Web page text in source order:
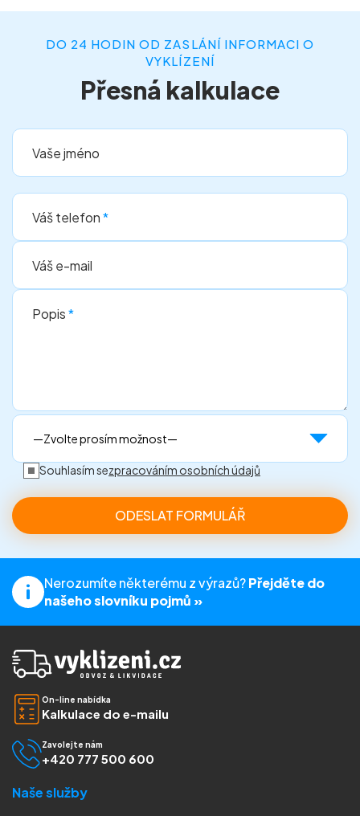
DO 24 HODIN OD ZASLÁNÍ INFORMACI O
VYKLÍZENÍ
Přesná kalkulace
Vaše jméno
Váš telefon*
Váš e-mail
Popis*
Souhlasím sezpracováním osobních údajů
Nerozumíte některému z výrazů?Přejděte do
našeho slovníku pojmů »
On-line nabídka
Kalkulace do e-mailu
Zavolejte nám
+420 777 500 600
Naše služby